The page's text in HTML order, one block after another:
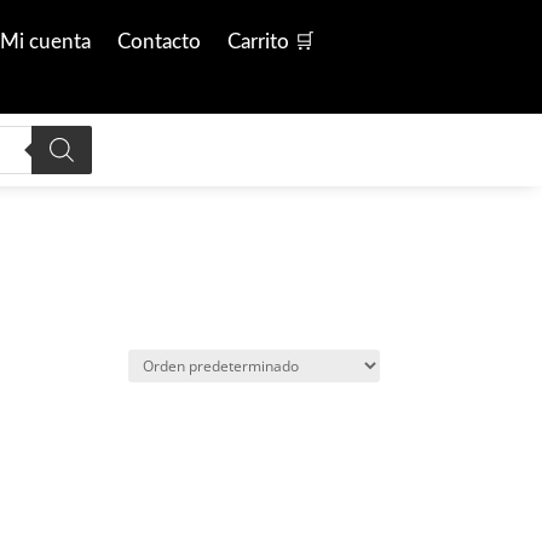
Mi cuenta Contacto Carrito 🛒